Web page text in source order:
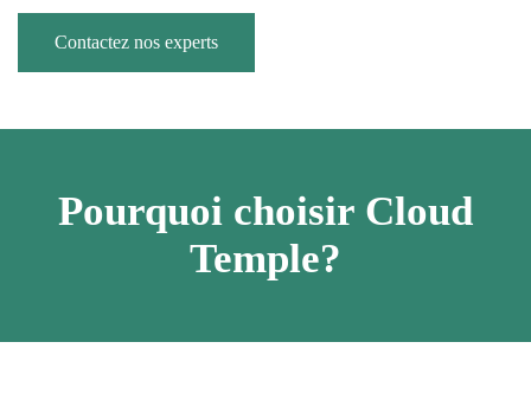
Contactez nos experts
Pourquoi choisir Cloud
Temple?